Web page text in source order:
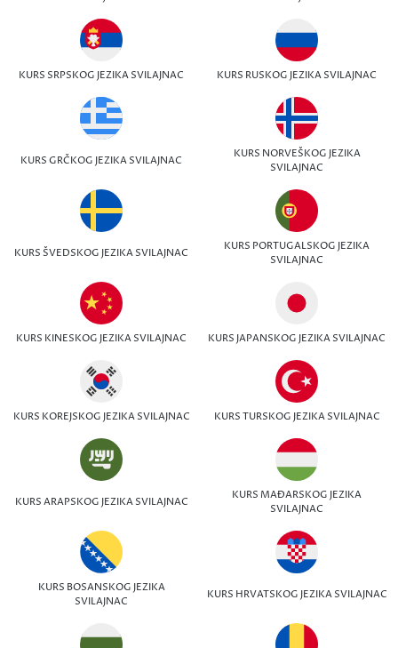
KURS SRPSKOG JEZIKA SVILAJNAC KURS RUSKOG JEZIKA SVILAJNAC
KURS GRČKOG JEZIKA SVILAJNAC
KURS NORVEŠKOG JEZIKA
SVILAJNAC
KURS ŠVEDSKOG JEZIKA SVILAJNAC
KURS PORTUGALSKOG JEZIKA
SVILAJNAC
KURS KINESKOG JEZIKA SVILAJNAC KURS JAPANSKOG JEZIKA SVILAJNAC
KURS KOREJSKOG JEZIKA SVILAJNAC KURS TURSKOG JEZIKA SVILAJNAC
KURS ARAPSKOG JEZIKA SVILAJNAC
KURS MAĐARSKOG JEZIKA
SVILAJNAC
KURS BOSANSKOG JEZIKA
SVILAJNAC
KURS HRVATSKOG JEZIKA SVILAJNAC